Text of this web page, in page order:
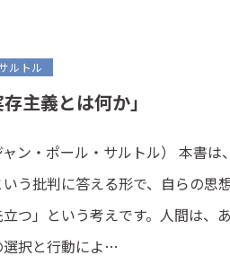
ルトル
主義とは何か」
ャン・ポール・サルトル） 本書
う批判に答える形で、自らの思
つ」という考えです。人間は、
選択と行動によ…